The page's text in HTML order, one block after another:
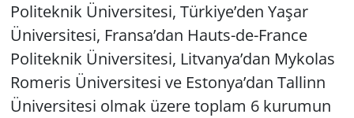
Politeknik Üniversitesi, Türkiye’den Yaşar
Üniversitesi, Fransa’dan Hauts-de-France
Politeknik Üniversitesi, Litvanya’dan Mykolas
Romeris Üniversitesi ve Estonya’dan Tallinn
Üniversitesi olmak üzere toplam 6 kurumun